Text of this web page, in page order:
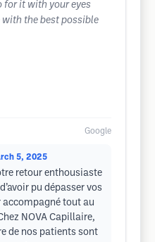
for it with your eyes
with the best possible
Google
5, 2025
retour enthousiaste
pu dépasser vos
accompagné tout au
NOVA Capillaire,
de nos patients sont